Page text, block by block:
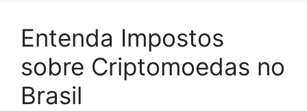
Entenda Impostos
sobre Criptomoedas no
Brasil